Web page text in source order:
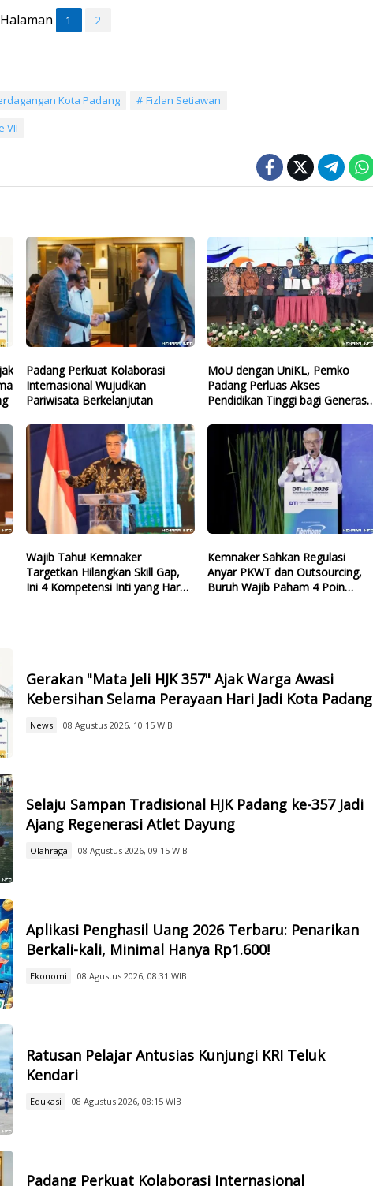
Halaman 1 2
Kota Padang
Fizlan Setiawan
VII
Padang Perkuat Kolaborasi
Internasional Wujudkan
Pariwisata Berkelanjutan
MoU dengan UniKL, Pemko
Padang Perluas Akses
Pendidikan Tinggi bagi Generasi
Wajib Tahu! Kemnaker
Targetkan Hilangkan Skill Gap,
Ini 4 Kompetensi Inti yang Harus
Kemnaker Sahkan Regulasi
Anyar PKWT dan Outsourcing,
Buruh Wajib Paham 4 Poin
Gerakan "Mata Jeli HJK 357" Ajak Warga Awasi
Kebersihan Selama Perayaan Hari Jadi Kota Padang
News 08 Agustus 2026, 10:15 WIB
Selaju Sampan Tradisional HJK Padang ke-357 Jadi
Ajang Regenerasi Atlet Dayung
Olahraga 08 Agustus 2026, 09:15 WIB
Aplikasi Penghasil Uang 2026 Terbaru: Penarikan
Berkali-kali, Minimal Hanya Rp1.600!
Ekonomi 08 Agustus 2026, 08:31 WIB
Ratusan Pelajar Antusias Kunjungi KRI Teluk
Kendari
Edukasi 08 Agustus 2026, 08:15 WIB
Padang Perkuat Kolaborasi Internasional